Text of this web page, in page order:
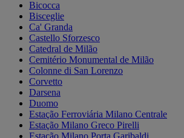
Bicocca
Bisceglie
Ca' Granda
Castello Sforzesco
Catedral de Milão
Cemitério Monumental de Milão
Colonne di San Lorenzo
Corvetto
Darsena
Duomo
Estação Ferroviária Milano Centrale
Estação Milano Greco Pirelli
Estação Milano Porta Garibaldi